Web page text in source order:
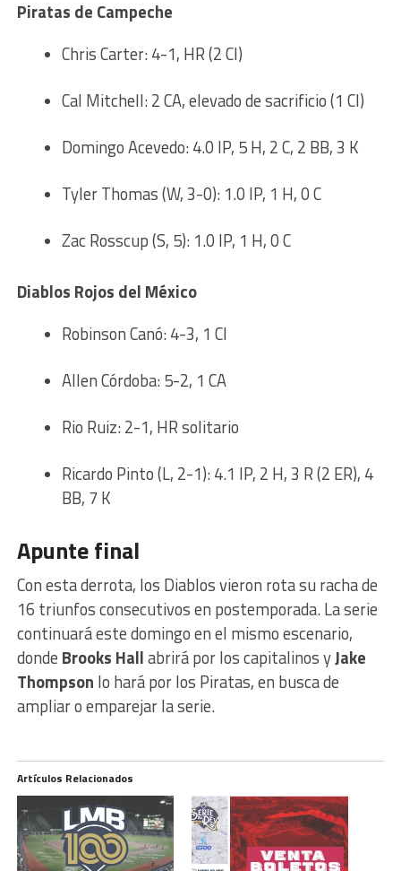
Piratas de Campeche
Chris Carter: 4-1, HR (2 CI)
Cal Mitchell: 2 CA, elevado de sacrificio (1 CI)
Domingo Acevedo: 4.0 IP, 5 H, 2 C, 2 BB, 3 K
Tyler Thomas (W, 3-0): 1.0 IP, 1 H, 0 C
Zac Rosscup (S, 5): 1.0 IP, 1 H, 0 C
Diablos Rojos del México
Robinson Canó: 4-3, 1 CI
Allen Córdoba: 5-2, 1 CA
Rio Ruiz: 2-1, HR solitario
Ricardo Pinto (L, 2-1): 4.1 IP, 2 H, 3 R (2 ER), 4
BB, 7 K
Apunte final
Con esta derrota, los Diablos vieron rota su racha de
16 triunfos consecutivos en postemporada. La serie
continuará este domingo en el mismo escenario,
donde Brooks Hallabrirá por los capitalinos yJake
Thompson lo hará por los Piratas, en busca de
ampliar o emparejar la serie.
Artículos Relacionados